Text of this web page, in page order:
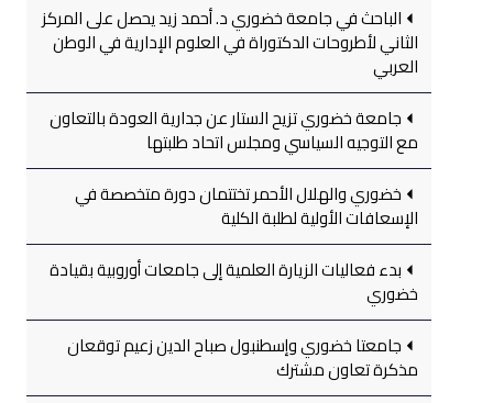
الباحث في جامعة خضوري د. أحمد زيد يحصل على المركز
الثاني لأطروحات الدكتوراة في العلوم الإدارية في الوطن
العربي
جامعة خضوري تزيح الستار عن جدارية العودة بالتعاون
مع التوجيه السياسي ومجلس اتحاد طلبتها
خضوري والهلال الأحمر تختتمان دورة متخصصة في
الإسعافات الأولية لطلبة الكلية
بدء فعاليات الزيارة العلمية إلى جامعات أوروبية بقيادة
خضوري
جامعتا خضوري وإسطنبول صباح الدين زعيم توقعان
مذكرة تعاون مشترك